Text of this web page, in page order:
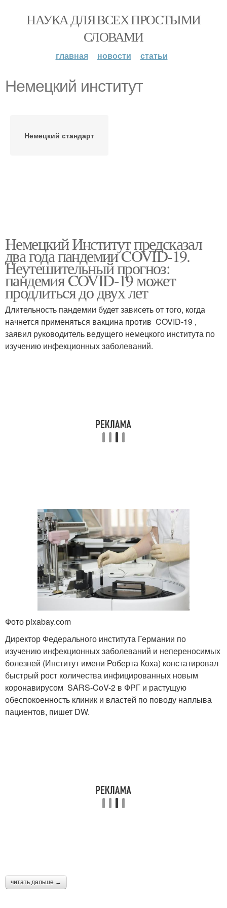
НАУКА ДЛЯ ВСЕХ ПРОСТЫМИ
СЛОВАМИ
главная новости статьи
Немецкий институт
Немецкий стандарт
Немецкий Институт предсказал
два года пандемии COVID-19.
Неутешительный прогноз:
пандемия COVID-19 может
продлиться до двух лет
Длительность пандемии будет зависеть от того, когда
начнется применяться вакцина против COVID-19 ,
заявил руководитель ведущего немецкого института по
изучению инфекционных заболеваний.
Фото pixabay.com
Директор Федерального института Германии по
изучению инфекционных заболеваний и непереносимых
болезней (Институт имени Роберта Коха) констатировал
быстрый рост количества инфицированных новым
коронавирусом SARS-CoV-2 в ФРГ и растущую
обеспокоенность клиник и властей по поводу наплыва
пациентов, пишет DW.
читать дальше →